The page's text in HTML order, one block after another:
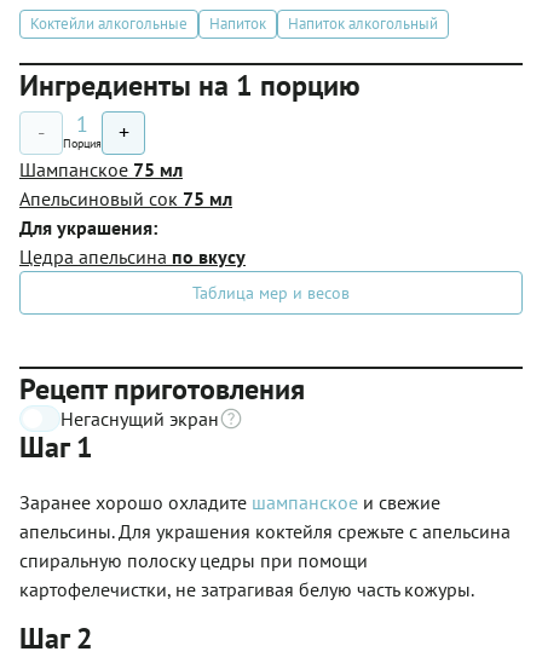
Коктейли алкогольные Напиток Напиток алкогольный
Ингредиенты на 1 порцию
- 1
Порция +
Шампанское 75 мл
Апельсиновый сок 75 мл
Для украшения:
Цедра апельсина по вкусу
Таблица мер и весов
Рецепт приготовления
Негаснущий экран
Шаг 1
Заранее хорошо охладите шампанское и свежие
апельсины. Для украшения коктейля срежьте с апельсина
спиральную полоску цедры при помощи
картофелечистки, не затрагивая белую часть кожуры.
Шаг 2